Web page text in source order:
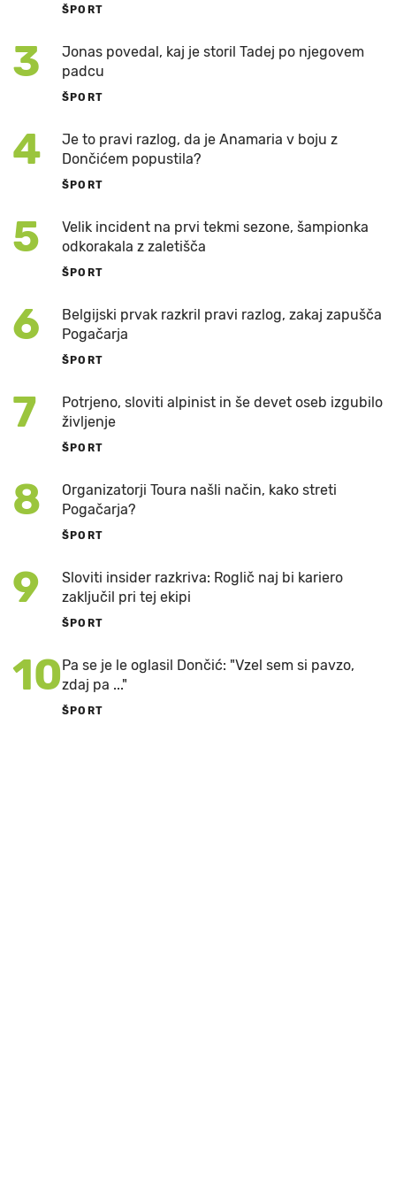
ŠPORT
3
Jonas povedal, kaj je storil Tadej po njegovem
padcu
ŠPORT
4
Je to pravi razlog, da je Anamaria v boju z
Dončićem popustila?
ŠPORT
5
Velik incident na prvi tekmi sezone, šampionka
odkorakala z zaletišča
ŠPORT
6
Belgijski prvak razkril pravi razlog, zakaj zapušča
Pogačarja
ŠPORT
7
Potrjeno, sloviti alpinist in še devet oseb izgubilo
življenje
ŠPORT
8
Organizatorji Toura našli način, kako streti
Pogačarja?
ŠPORT
9
Sloviti insider razkriva: Roglič naj bi kariero
zaključil pri tej ekipi
ŠPORT
10Pa se je le oglasil Dončić: "Vzel sem si pavzo,
zdaj pa ..."
ŠPORT